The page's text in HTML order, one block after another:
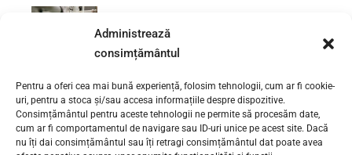
Administrează
consimțământul
Pentru a oferi cea mai bună experiență, folosim tehnologii, cum ar fi cookie-
uri, pentru a stoca și/sau accesa informațiile despre dispozitive.
Consimțământul pentru aceste tehnologii ne permite să procesăm date,
cum ar fi comportamentul de navigare sau ID-uri unice pe acest site. Dacă
nu îți dai consimțământul sau îți retragi consimțământul dat poate avea
Instalator instalatii sanitare
Vacaresti sector 4
NEXT
Instalator instalatii sanitare
Metalurgiei sector 4